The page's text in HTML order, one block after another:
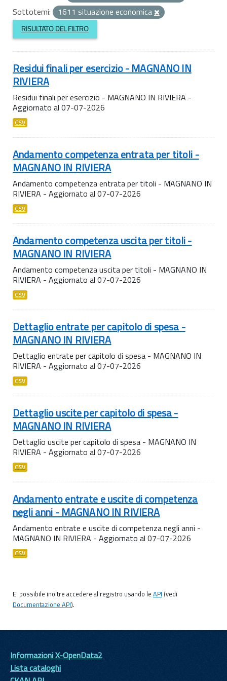
Sottotemi:
1611 situazione economica
RISULTATO DEL FILTRO
Residui finali per esercizio - MAGNANO IN
RIVIERA
Residui finali per esercizio - MAGNANO IN RIVIERA -
Aggiornato al 07-07-2026
CSV
Andamento competenza entrata per titoli -
MAGNANO IN RIVIERA
Andamento competenza entrata per titoli - MAGNANO IN
RIVIERA - Aggiornato al 07-07-2026
CSV
Andamento competenza uscita per titoli -
MAGNANO IN RIVIERA
Andamento competenza uscita per titoli - MAGNANO IN
RIVIERA - Aggiornato al 07-07-2026
CSV
Dettaglio entrate per capitolo di spesa -
MAGNANO IN RIVIERA
Dettaglio entrate per capitolo di spesa - MAGNANO IN
RIVIERA - Aggiornato al 07-07-2026
CSV
Dettaglio uscite per capitolo di spesa -
MAGNANO IN RIVIERA
Dettaglio uscite per capitolo di spesa - MAGNANO IN
RIVIERA - Aggiornato al 07-07-2026
CSV
Andamento entrate e uscite di competenza
negli anni - MAGNANO IN RIVIERA
Andamento entrate e uscite di competenza negli anni -
MAGNANO IN RIVIERA - Aggiornato al 07-07-2026
CSV
E' possibile inoltre accedere al registro usando le API (vedi
Documentazione API).
Informazioni X-OpenData2
Lista cataloghi